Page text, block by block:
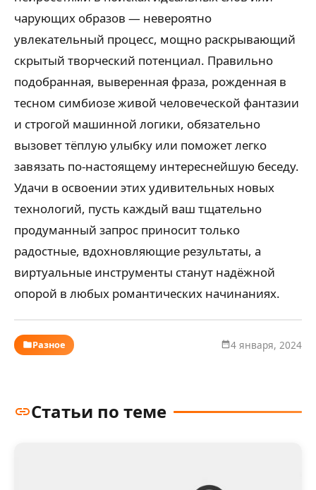
чарующих образов — невероятно
увлекательный процесс, мощно раскрывающий
скрытый творческий потенциал. Правильно
подобранная, выверенная фраза, рожденная в
тесном симбиозе живой человеческой фантазии
и строгой машинной логики, обязательно
вызовет тёплую улыбку или поможет легко
завязать по-настоящему интереснейшую беседу.
Удачи в освоении этих удивительных новых
технологий, пусть каждый ваш тщательно
продуманный запрос приносит только
радостные, вдохновляющие результаты, а
виртуальные инструменты станут надёжной
опорой в любых романтических начинаниях.
Разное 4 января, 2024
Статьи по теме